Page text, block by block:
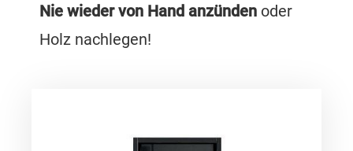
Nie wieder von Hand anzünden oder
Holz nachlegen!